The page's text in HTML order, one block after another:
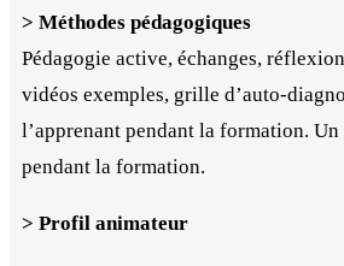
> Méthodes pédagogiques
Pédagogie active, échanges,
vidéos exemples, grille d’auto-
l’apprenant pendant la formation.
pendant la formation.
> Profil animateur